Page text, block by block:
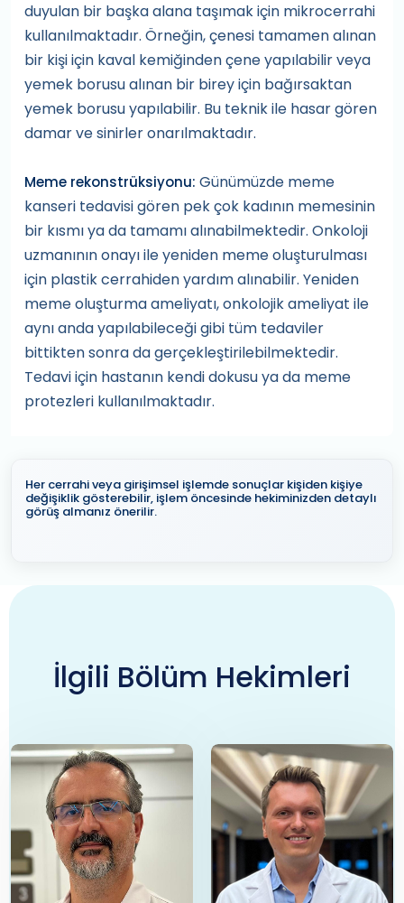
duyulan bir başka alana taşımak için mikrocerrahi
kullanılmaktadır. Örneğin, çenesi tamamen alınan
bir kişi için kaval kemiğinden çene yapılabilir veya
yemek borusu alınan bir birey için bağırsaktan
yemek borusu yapılabilir. Bu teknik ile hasar gören
damar ve sinirler onarılmaktadır.
Meme rekonstrüksiyonu: Günümüzde meme
kanseri tedavisi gören pek çok kadının memesinin
bir kısmı ya da tamamı alınabilmektedir. Onkoloji
uzmanının onayı ile yeniden meme oluşturulması
için plastik cerrahiden yardım alınabilir. Yeniden
meme oluşturma ameliyatı, onkolojik ameliyat ile
aynı anda yapılabileceği gibi tüm tedaviler
bittikten sonra da gerçekleştirilebilmektedir.
Tedavi için hastanın kendi dokusu ya da meme
protezleri kullanılmaktadır.
Her cerrahi veya girişimsel işlemde sonuçlar kişiden kişiye
değişiklik gösterebilir, işlem öncesinde hekiminizden detaylı
görüş almanız önerilir.
İlgili Bölüm Hekimleri
Prof. Dr. Alper Aksoy